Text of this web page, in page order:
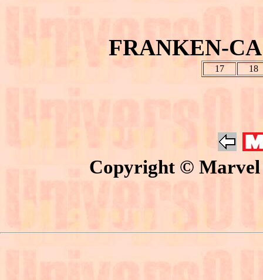
FRANKEN-
17 18
Copyright © Marvel